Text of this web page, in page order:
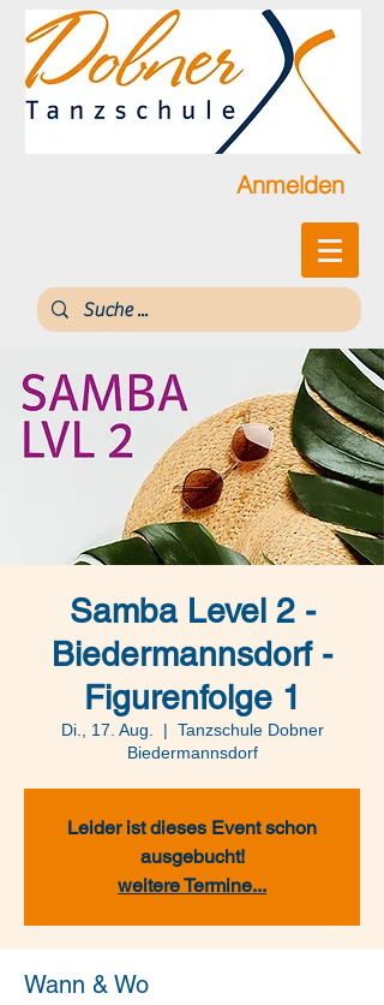
Anmelden
Samba Level 2 -
Biedermannsdorf -
Figurenfolge 1
Di., 17. Aug.
  |
Tanzschule Dobner
Biedermannsdorf
Leider ist dieses Event schon
ausgebucht!
weitere Termine...
Wann & Wo